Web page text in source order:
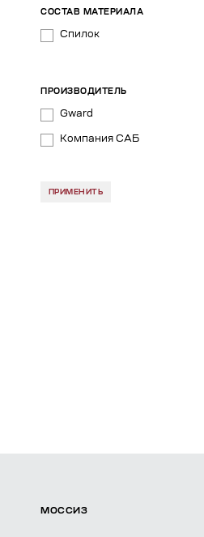
СОСТАВ МАТЕРИАЛА
Спилок
ПРОИЗВОДИТЕЛЬ
Gward
Компания САБ
ПРИМЕНИТЬ
МОССИЗ